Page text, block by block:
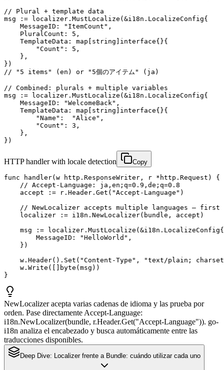
// Plural + template data
msg := localizer.MustLocalize(&i18n.LocalizeConfig{
    MessageID: "ItemCount",
    PluralCount: 5,
    TemplateData: map[string]interface{}{
        "Count": 5,
    },
})
// "5 items" (en) or "5個のアイテム" (ja)
// Combined: plurals + multiple variables
msg := localizer.MustLocalize(&i18n.LocalizeConfig{
    MessageID: "WelcomeBack",
    TemplateData: map[string]interface{}{
        "Name":  "Alice",
        "Count": 3,
    },
})
HTTP handler with locale detection Copy
func handler(w http.ResponseWriter, r *http.Request) {
    // Accept-Language: ja,en;q=0.9,de;q=0.8
    accept := r.Header.Get("Accept-Language")
// NewLocalizer accepts multiple languages — first
    localizer := i18n.NewLocalizer(bundle, accept)
    msg := localizer.MustLocalize(&i18n.LocalizeConfig{
        MessageID: "HelloWorld",
    })
w.Header().Set("Content-Type", "text/plain;
    w.Write([]byte(msg))
}
NewLocalizer acepta varias cadenas de idioma y las prueba por
orden. Pase directamente Accept-Language:
i18n.NewLocalizer(bundle, r.Header.Get("Accept-Language")). go-
i18n analiza el encabezado y busca automáticamente entre las
traducciones disponibles.
Deep Dive: Localizer frente a Bundle: cuándo utilizar cada uno